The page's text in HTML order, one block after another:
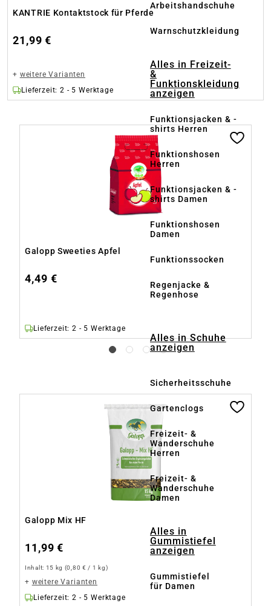
Arbeitshandschuhe
Warnschutzkleidung
Alles in Freizeit-
&
Funktionskleidung
anzeigen
Funktionsjacken & -
shirts Herren
Funktionshosen
Herren
Funktionsjacken & -
shirts Damen
Funktionshosen
Damen
Funktionssocken
Regenjacke &
Regenhose
Alles in Schuhe
anzeigen
Sicherheitsschuhe
Gartenclogs
Freizeit- &
Wanderschuhe
Herren
Freizeit- &
Wanderschuhe
Damen
Alles in
Gummistiefel
anzeigen
Gummistiefel
für Damen
KANTRIE Kontaktstock für Pferde
21,99 €
+ weitere Varianten
Lieferzeit: 2 - 5 Werktage
Produktgalerie überspringen
Galopp Sweeties Apfel
4,49 €
Lieferzeit: 2 - 5 Werktage
Galopp Mix HF
11,99 €
Inhalt: 15 kg (0,80 € / 1 kg)
+ weitere Varianten
Lieferzeit: 2 - 5 Werktage